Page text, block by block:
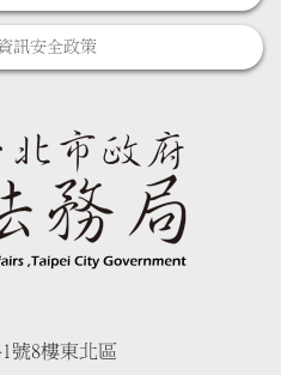
訊安全政策
號8樓東北區